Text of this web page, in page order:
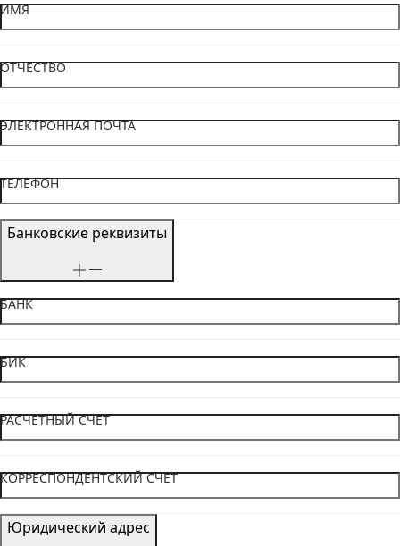
ИМЯ
ОТЧЕСТВО
ЭЛЕКТРОННАЯ ПОЧТА
ТЕЛЕФОН
Банковские реквизиты
БАНК
БИК
РАСЧЕТНЫЙ СЧЕТ
КОРРЕСПОНДЕНТСКИЙ СЧЕТ
Юридический адрес